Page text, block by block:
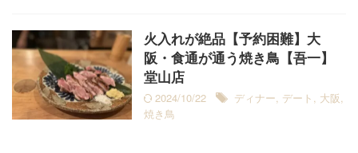
火入れが絶品【予約困難】大
阪・食通が通う焼き鳥【吾一】
堂山店
2024/10/22
ディナー デート 大阪
焼き鳥